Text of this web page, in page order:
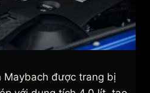
Maybach được trang bị